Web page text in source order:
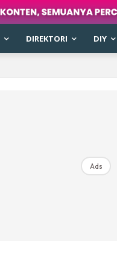
DIREKTORI DIY
Ads